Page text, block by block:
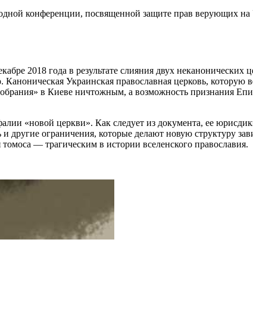
конференции, посвященной защите прав верующих
2018 года в результате слияния двух неканонических
Украинская православная церковь, которую
в Киеве ничтожным, а возможность признания
«новой церкви». Как следует из документа, ее
ограничения, которые делают новую структуру
— трагическим в истории вселенского православия.